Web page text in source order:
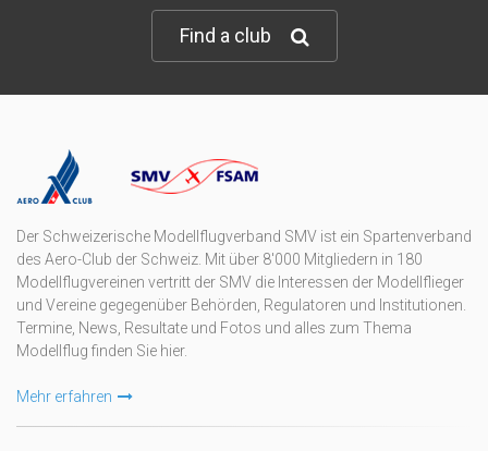
Find a club
Der Schweizerische Modellflugverband SMV ist ein Spartenverband
des Aero-Club der Schweiz. Mit über 8'000 Mitgliedern in 180
Modellflugvereinen vertritt der SMV die Interessen der Modellflieger
und Vereine gegegenüber Behörden, Regulatoren und Institutionen.
Termine, News, Resultate und Fotos und alles zum Thema
Modellflug finden Sie hier.
Mehr erfahren